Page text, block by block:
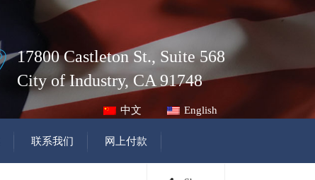
17800 Castleton St., Suite 568
City of Industry, CA 91748
中文 English
联系我们 网上付款